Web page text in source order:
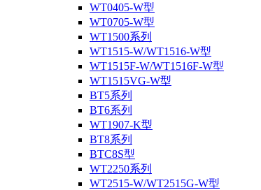
WT0405-W型
WT0705-W型
WT1500系列
WT1515-W/WT1516-W型
WT1515F-W/WT1516F-W型
WT1515VG-W型
BT5系列
BT6系列
WT1907-K型
BT8系列
BTC8S型
WT2250系列
WT2515-W/WT2515G-W型